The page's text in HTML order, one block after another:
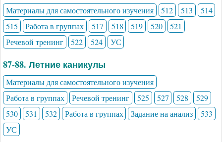
Материалы для самостоятельного изучения 512 513
514
515
Работа в группах 517 518 519 520
521
Речевой тренинг
522 524 УС
87-88. Летние каникулы
Материалы для самостоятельного изучения
Работа в группах
Речевой тренинг 525 527 528
529
530
531 532 Работа в группах Задание на анализ
533
УС